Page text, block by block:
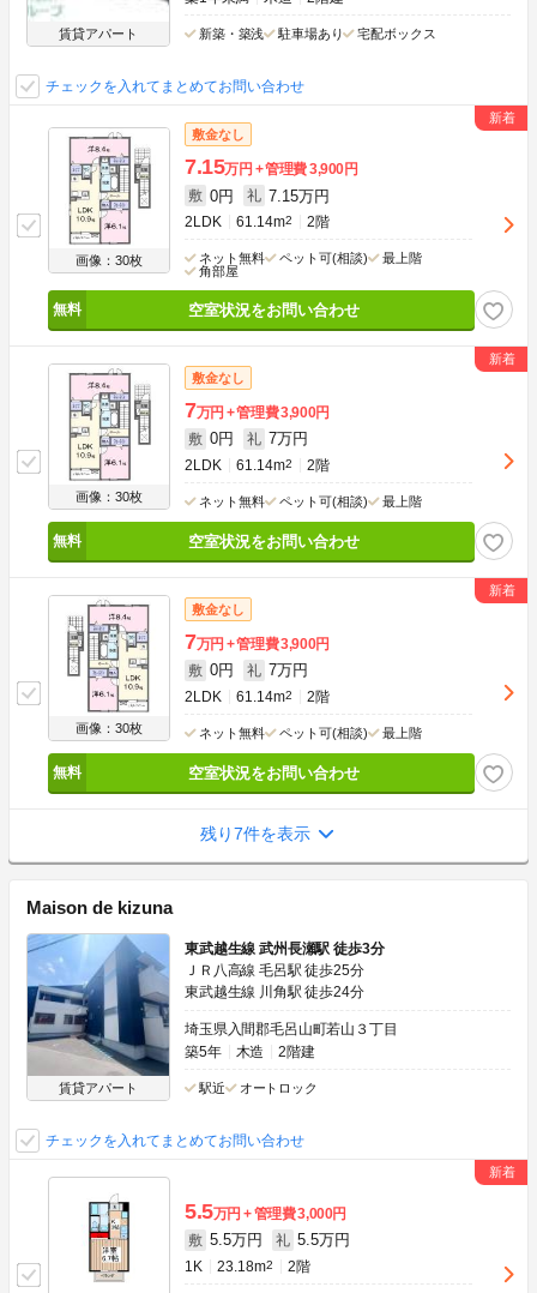
賃貸アパート 新築・築浅 駐車場あり 宅配ボックス
チェックを入れてまとめてお問い合わせ
画像：30枚
敷金なし
7.15万円 管理費3,900円
敷 0円 礼 7.15万円
2LDK 61.14m2 2階
ネット無料 ペット可(相談)
最上階
角部屋
空室状況をお問い合わせ
画像：30枚
敷金なし
7万円 管理費3,900円
敷 0円 礼 7万円
2LDK 61.14m2 2階
ネット無料 ペット可(相談) 最上階
空室状況をお問い合わせ
画像：30枚
敷金なし
7万円 管理費3,900円
敷 0円 礼 7万円
2LDK 61.14m2 2階
ネット無料 ペット可(相談) 最上階
空室状況をお問い合わせ
残り7件を表示
Maison de kizuna
賃貸アパート
東武越生線 武州長瀬駅 徒歩3分
ＪＲ八高線 毛呂駅 徒歩25分
東武越生線 川角駅 徒歩24分
埼玉県入間郡毛呂山町若山３丁目
築5年
木造 2階建
駅近 オートロック
チェックを入れてまとめてお問い合わせ
5.5万円 管理費3,000円
敷 5.5万円 礼 5.5万円
1K 23.18m2 2階